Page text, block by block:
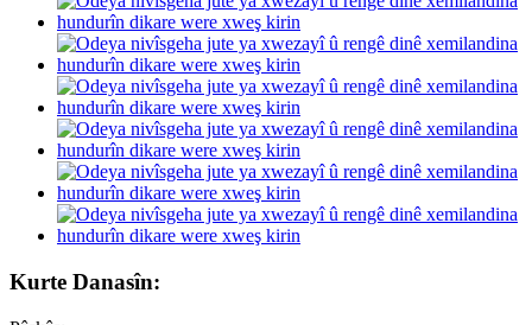
Kurte Danasîn: